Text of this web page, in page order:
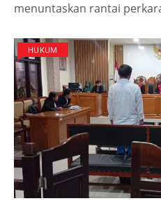
menuntaskan rantai
HUKUM